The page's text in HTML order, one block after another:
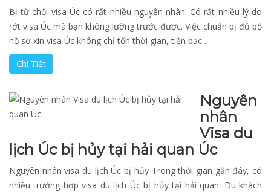
Bị từ chối visa Úc có rất nhiều nguyên nhân. Có rất nhiều lý do
rớt visa Úc mà bạn không lường trước được. Việc chuẩn bị đủ bộ
hồ sơ xin visa Úc không chỉ tốn thời gian, tiền bạc ...
Chi Tiết
Nguyên
nhân
Visa du
lịch Úc bị hủy tại hải quan Úc
Nguyên nhân visa du lịch Úc bị hủy Trong thời gian gần đây, có
nhiều trường hợp visa du lịch Úc bị hủy tại hải quan. Du khách